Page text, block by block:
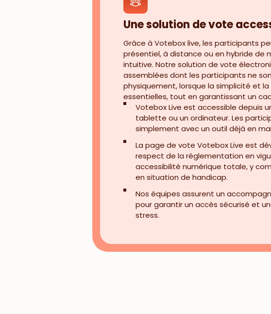
Une solution de vote
Grâce à Votebox live, les participants
présentiel, à distance ou en hybride de
intuitive. Notre solution de vote
assemblées dont les participants ne
physiquement, lorsque la simplicité et
essentielles, tout en garantissant un
Votebox Live est accessible depuis
tablette ou un ordinateur. Les
simplement avec un outil déjà en
La page de vote Votebox Live est
respect de la réglementation en
accessibilité numérique totale, y
en situation de handicap.
Nos équipes assurent un
pour garantir un accès sécurisé et
stress.